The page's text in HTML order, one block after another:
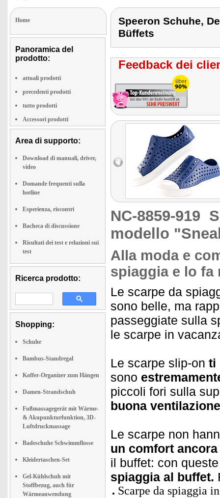
Home
Panoramica del
prodotto:
attuali prodotti
precedenti prodotti
tutto prodotti
Accessori prodotti
Area di supporto:
Download di manuali, driver,
video
Domande frequenti sulla
hotline
Esperienza, riscontri
Bacheca di discussione
Risultati dei test e relazioni sui
test
Ricerca prodotto:
Shopping:
Schuhe
Bambus-Standregal
Koffer-Organizer zum Hängen
Damen-Strandschuh
Fußmassagegerät mit Wärme-
& Akupunkturfunktion, 3D-
Luftdruckmassage
Badeschuhe Schwimmflosse
Kleidertaschen-Set
Gel-Kühlschuh mit
Stoffbezug, auch für
Wärmeanwendung
Speeron Schuhe,
Büffets
Feedback dei
NC-8859-919
modello
Alla moda e
spiaggia e lo fa
Le scarpe da
sono belle, ma
passeggiate sulla
le scarpe in
Le scarpe slip-on ti
sono
piccoli fori sulla
buona ventilazione
Le scarpe non
un comfort
il buffet: con
spiaggia al buffet.
Scarpe da spiaggia